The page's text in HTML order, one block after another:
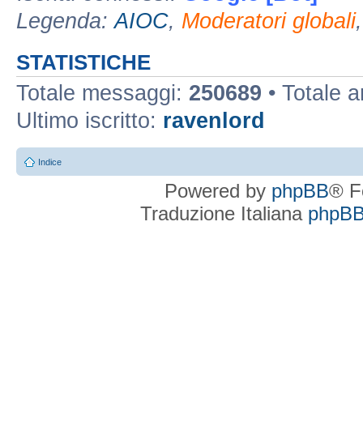
Legenda:AIOC, Moderatori globali
STATISTICHE
Totale messaggi: 250689 • Totale
Ultimo iscritto: ravenlord
Indice
Powered by phpBB®
Traduzione Italiana